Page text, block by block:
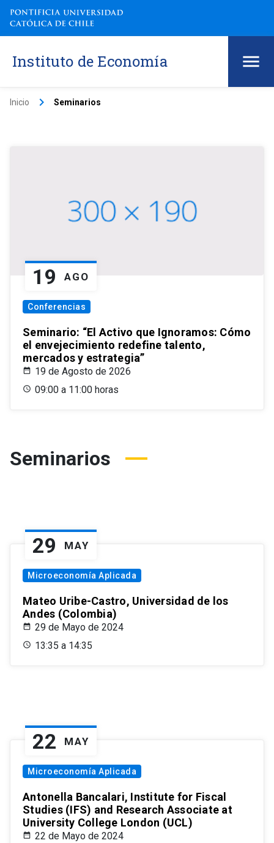
Instituto de Economía
Inicio keyboard_arrow_right Seminarios
19 AGO
Conferencias
Seminario: “El Activo que Ignoramos: Cómo
el envejecimiento redefine talento,
mercados y estrategia”
19 de Agosto de 2026
09:00 a 11:00 horas
Seminarios
29 MAY
Microeconomía Aplicada
Mateo Uribe-Castro, Universidad de los
Andes (Colombia)
29 de Mayo de 2024
13:35 a 14:35
22 MAY
Microeconomía Aplicada
Antonella Bancalari, Institute for Fiscal
Studies (IFS) and Research Associate at
University College London (UCL)
22 de Mayo de 2024